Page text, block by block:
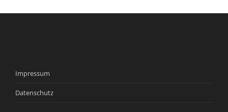
Impressum
Datenschutz